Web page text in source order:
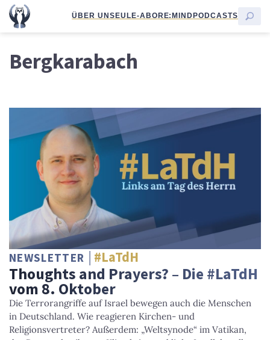
ÜBER UNSEULE-ABORE:MINDPODCASTS
Bergkarabach
NEWSLETTER #LaTdH
Thoughts and Prayers? – Die #LaTdH
vom 8. Oktober
Die Terrorangriffe auf Israel bewegen auch die Menschen
in Deutschland. Wie reagieren Kirchen- und
Religionsvertreter? Außerdem: „Weltsynode“ im Vatikan,